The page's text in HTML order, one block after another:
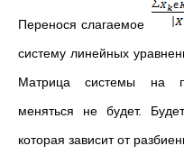
Перенося слагаемое
систему линейных
Матрица системы на
меняться не будет.
которая зависит от